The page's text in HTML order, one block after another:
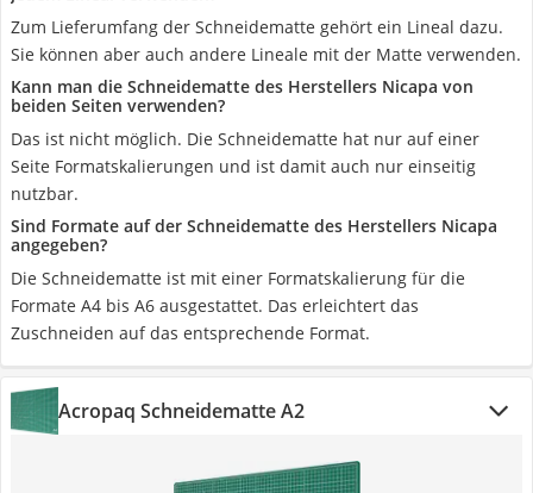
Zum Lieferumfang der Schneidematte gehört ein Lineal dazu.
Sie können aber auch andere Lineale mit der Matte verwenden.
Kann man die Schneidematte des Herstellers Nicapa von
beiden Seiten verwenden?
Das ist nicht möglich. Die Schneidematte hat nur auf einer
Seite Formatskalierungen und ist damit auch nur einseitig
nutzbar.
Sind Formate auf der Schneidematte des Herstellers Nicapa
angegeben?
Die Schneidematte ist mit einer Formatskalierung für die
Formate A4 bis A6 ausgestattet. Das erleichtert das
Zuschneiden auf das entsprechende Format.
Acropaq Schneidematte A2